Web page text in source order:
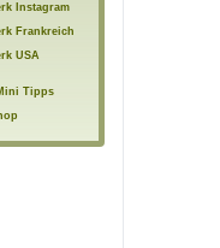
Instagram
Frankreich
USA
Tipps